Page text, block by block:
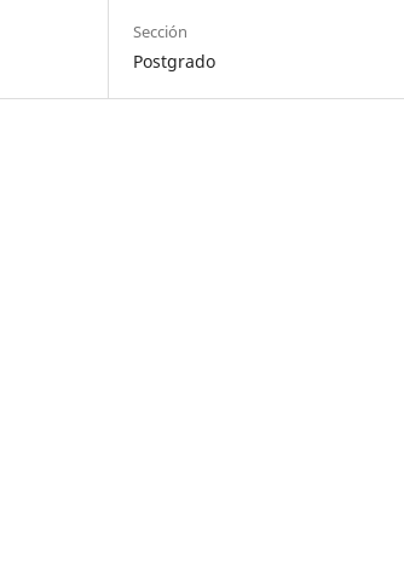
Sección
Postgrado